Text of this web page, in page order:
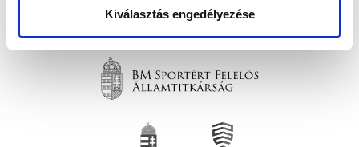
Kiválasztás engedélyezése